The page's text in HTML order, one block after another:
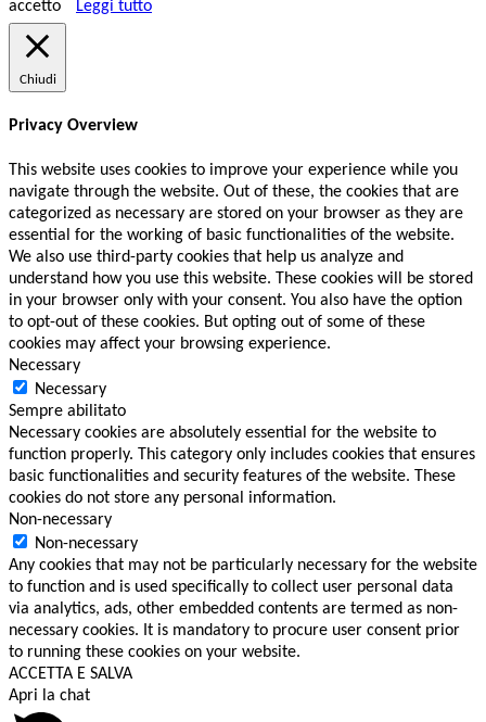
accetto
Leggi tutto
Chiudi
Privacy Overview
This website uses cookies to improve your experience while you
navigate through the website. Out of these, the cookies that are
categorized as necessary are stored on your browser as they are
essential for the working of basic functionalities of the website.
We also use third-party cookies that help us analyze and
understand how you use this website. These cookies will be stored
in your browser only with your consent. You also have the option
to opt-out of these cookies. But opting out of some of these
cookies may affect your browsing experience.
Necessary
Necessary
Sempre abilitato
Necessary cookies are absolutely essential for the website to
function properly. This category only includes cookies that ensures
basic functionalities and security features of the website. These
cookies do not store any personal information.
Non-necessary
Non-necessary
Any cookies that may not be particularly necessary for the website
to function and is used specifically to collect user personal data
via analytics, ads, other embedded contents are termed as non-
necessary cookies. It is mandatory to procure user consent prior
to running these cookies on your website.
ACCETTA E SALVA
Apri la chat